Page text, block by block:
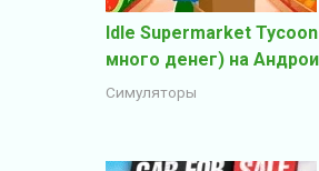
Idle Supermarket
много денег) на
Симуляторы